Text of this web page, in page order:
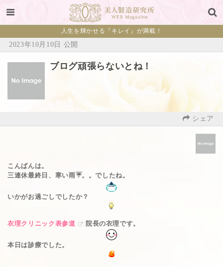
人生を輝かせる『キレイ』が満載！
2023年10月10日 公開
ブログ頑張らないとね！
シェア
こんばんは。
三連休最終日、寒い雨☔️。。でしたね。
いかがお過ごしでしたか？
衣理クリニック表参道 院長の衣理です。
本日は診療でした。